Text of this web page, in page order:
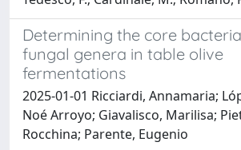
Determining the core
fungal genera in table olive
fermentations
2025-01-01 Ricciardi, Annamaria;
Noé Arroyo; Giavalisco, Marilisa;
Rocchina; Parente, Eugenio